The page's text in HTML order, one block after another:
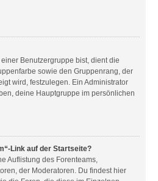
Benutzergruppe bist, dient die
sowie den Gruppenrang, der
wird, festzulegen. Ein Administrator
deine Hauptgruppe im persönlichen
Link auf der Startseite?
Auflistung des Forenteams,
der Moderatoren. Du findest hier